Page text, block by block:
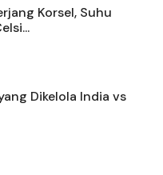
Korsel, Suhu
Dikelola India vs